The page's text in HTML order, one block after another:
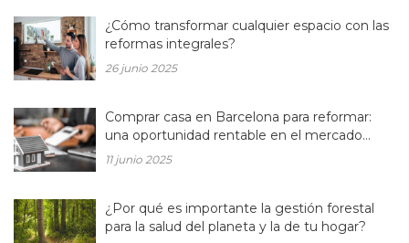
¿Cómo transformar cualquier espacio con las
reformas integrales?
26 junio 2025
Comprar casa en Barcelona para reformar:
una oportunidad rentable en el mercado
inmobiliario actual
11 junio 2025
¿Por qué es importante la gestión forestal
para la salud del planeta y la de tu hogar?